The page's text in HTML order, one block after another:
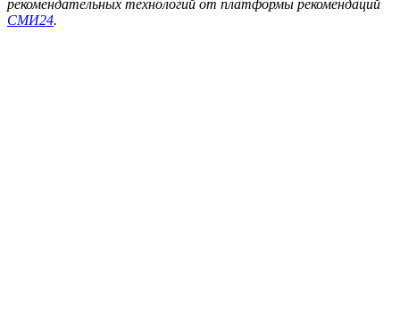
рекомендательных технологий от платформы рекомендаций
СМИ24.